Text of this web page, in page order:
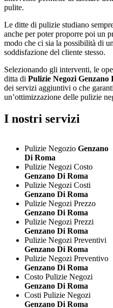
pulite.
Le ditte di pulizie studiano
anche per poter proporre poi un
modo che ci sia la possibilità di
soddisfazione del cliente stesso.
Selezionando gli interventi, le
ditta di Pulizie Negozi Genzano
dei servizi aggiuntivi o che
un’ottimizzazione delle pulizie
I nostri servizi
Pulizie Negozio Genzano
Di Roma
Pulizie Negozi Costo
Genzano Di Roma
Pulizie Negozi Costi
Genzano Di Roma
Pulizie Negozi Prezzo
Genzano Di Roma
Pulizie Negozi Prezzi
Genzano Di Roma
Pulizie Negozi Preventivi
Genzano Di Roma
Pulizie Negozi Preventivo
Genzano Di Roma
Costo Pulizie Negozi
Genzano Di Roma
Costi Pulizie Negozi
Genzano Di Roma